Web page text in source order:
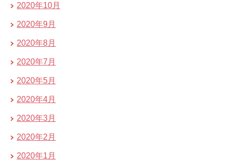
2020年10月
2020年9月
2020年8月
2020年7月
2020年5月
2020年4月
2020年3月
2020年2月
2020年1月